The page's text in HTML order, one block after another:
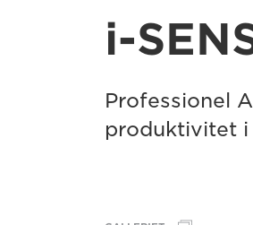
i-
Professionel
produktivitet i